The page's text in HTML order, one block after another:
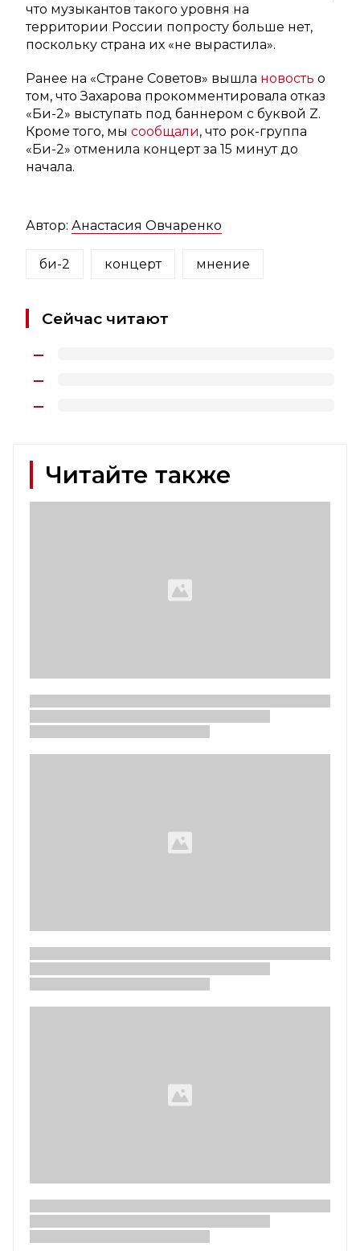
что музыкантов такого уровня на
территории России попросту больше нет,
поскольку страна их «не вырастила».
Ранее на «Стране Советов» вышла новость о
том, что Захарова прокомментировала отказ
«Би-2» выступать под баннером с буквой Z.
Кроме того, мы сообщали, что рок-группа
«Би-2» отменила концерт за 15 минут до
начала.
Автор: Анастасия Овчаренко
би-2 концерт мнение
Сейчас читают
Читайте также